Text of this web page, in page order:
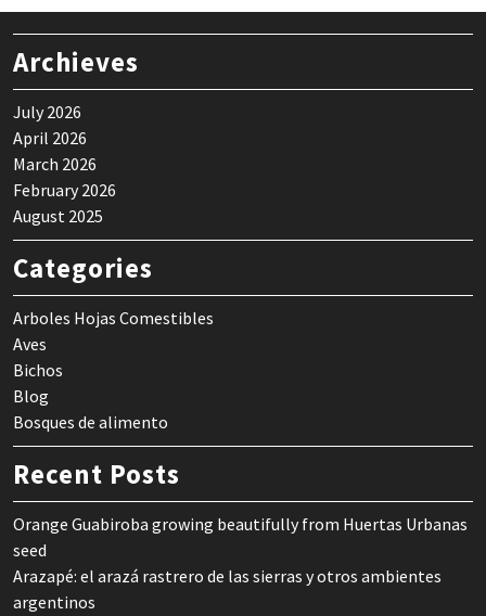
Archieves
July 2026
April 2026
March 2026
February 2026
August 2025
Categories
Arboles Hojas Comestibles
Aves
Bichos
Blog
Bosques de alimento
Recent Posts
Orange Guabiroba growing beautifully from Huertas Urbanas
seed
Arazapé: el arazá rastrero de las sierras y otros ambientes
argentinos